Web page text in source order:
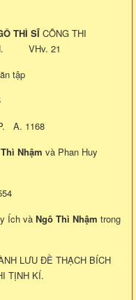
THÌ SĨ CÔNG THI
VHv. 21
tập
A. 1168
Nhậm và Phan Huy
Ích và Ngô Thì Nhậm trong
LƯU ĐỀ THẠCH BÍCH
TỊNH KÍ.